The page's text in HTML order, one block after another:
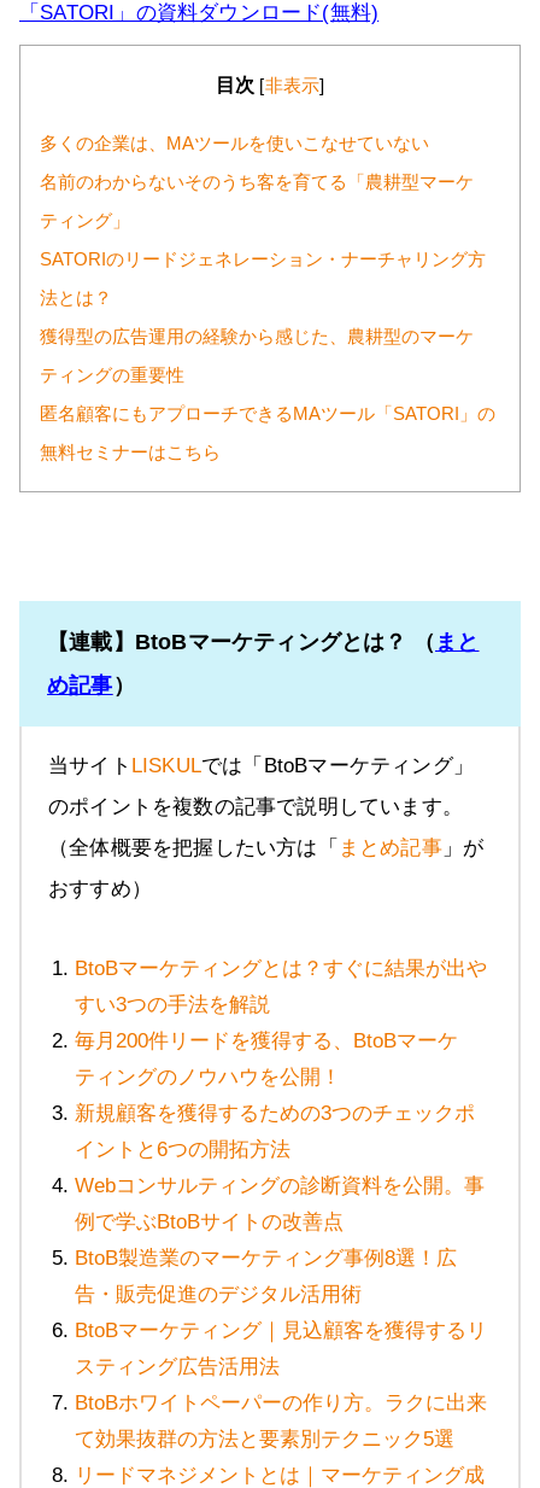
「SATORI」の資料ダウンロード(無料)
目次 [非表示]
多くの企業は、MAツールを使いこなせていない
名前のわからないそのうち客を育てる「農耕型マーケ
ティング」
SATORIのリードジェネレーション・ナーチャリング方
法とは？
獲得型の広告運用の経験から感じた、農耕型のマーケ
ティングの重要性
匿名顧客にもアプローチできるMAツール「SATORI」の
無料セミナーはこちら
【連載】BtoBマーケティングとは？ （ まと
め記事）
当サイト LISKULでは「BtoBマーケティング」
のポイントを複数の記事で説明しています。
（全体概要を把握したい方は「 まとめ記事」が
おすすめ）
BtoBマーケティングとは？すぐに結果が出や
すい3つの手法を解説
毎月200件リードを獲得する、BtoBマーケ
ティングのノウハウを公開！
新規顧客を獲得するための3つのチェックポ
イントと6つの開拓方法
Webコンサルティングの診断資料を公開。事
例で学ぶBtoBサイトの改善点
BtoB製造業のマーケティング事例8選！広
告・販売促進のデジタル活用術
BtoBマーケティング｜見込顧客を獲得するリ
スティング広告活用法
BtoBホワイトペーパーの作り方。ラクに出来
て効果抜群の方法と要素別テクニック5選
リードマネジメントとは｜マーケティング成